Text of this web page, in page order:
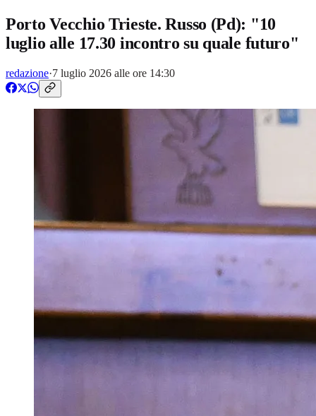
Porto Vecchio Trieste. Russo (Pd): "10
luglio alle 17.30 incontro su quale futuro"
redazione·7 luglio 2026 alle ore 14:30